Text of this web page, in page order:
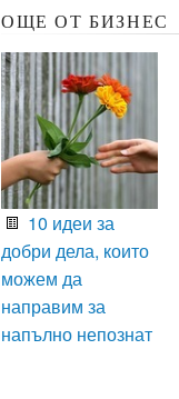
ОЩЕ ОТ БИЗНЕС
10 идеи за
добри дела, които
можем да
направим за
напълно непознат